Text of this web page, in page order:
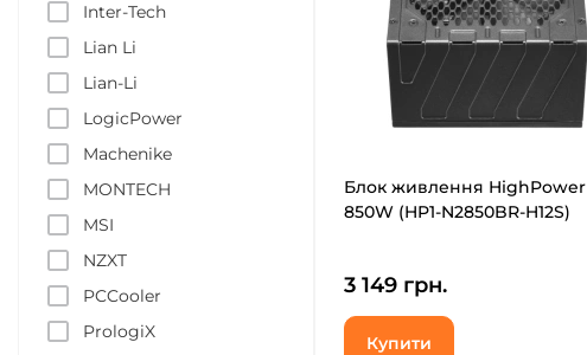
Inter-Tech
Lian Li
Lian-Li
LogicPower
Machenike
MONTECH
MSI
NZXT
PCCooler
PrologiX
Блок живлення HighPower
850W (HP1-N2850BR-H12S)
3 149 грн.
Купити